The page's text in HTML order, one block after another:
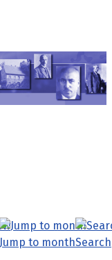
Jump to monthSearch